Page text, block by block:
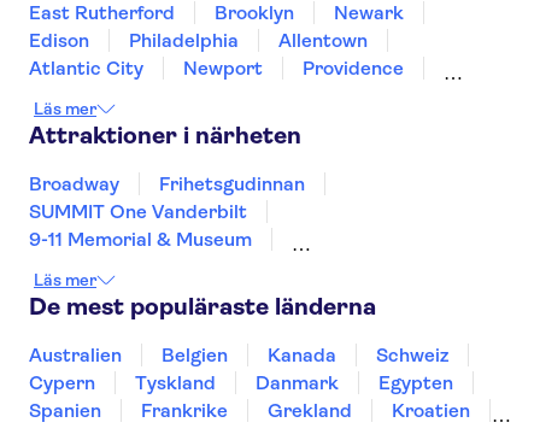
East Rutherford Brooklyn
Newark
Edison
Philadelphia
Allentown
Atlantic City
Newport
Providence
Annapolis
Gettysburg
Läs mer
Attraktioner i närheten
Broadway
Frihetsgudinnan
SUMMIT One Vanderbilt
9-11 Memorial & Museum
Franska kvarteret
Las Vegas Strip
Grand Canyon
Niagara Falls
Kennedy Space Center
Brooklyn Bridge
Universal Orlando Resort
Empire State Building
New York helikopterturer
Läs mer
De mest populäraste länderna
Australien Belgien Kanada
Schweiz
Cypern
Tyskland Danmark
Egypten
Spanien
Frankrike Grekland
Kroatien